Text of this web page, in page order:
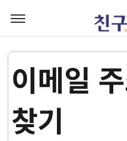
이메일
찾기